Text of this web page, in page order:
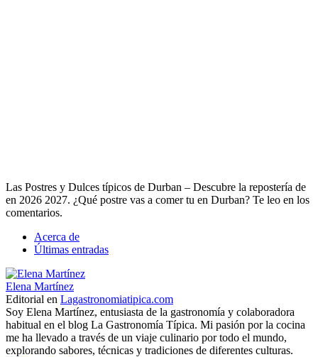
Las Postres y Dulces típicos de Durban – Descubre la repostería de
en 2026 2027. ¿Qué postre vas a comer tu en Durban? Te leo en los
comentarios.
Acerca de
Últimas entradas
Elena Martínez
Editorial en Lagastronomiatipica.com
Soy Elena Martínez, entusiasta de la gastronomía y colaboradora
habitual en el blog La Gastronomía Típica. Mi pasión por la cocina
me ha llevado a través de un viaje culinario por todo el mundo,
explorando sabores, técnicas y tradiciones de diferentes culturas.